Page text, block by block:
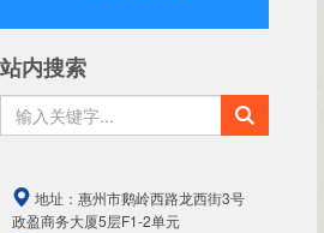
站内搜索
地址： 惠州市鹅岭西路龙西街3号
政盈商务大厦5层F1-2单元